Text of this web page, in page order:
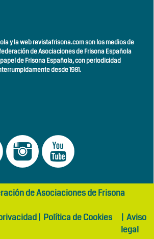
y la web revistafrisona.com son los medios de
de Asociaciones de Frisona Española
de Frisona Española, conperiodicidad
desde 1981.
de Asociaciones de Frisona
| Política de Cookies | Aviso
legal